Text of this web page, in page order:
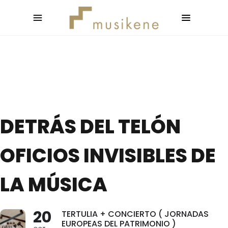
DETRÁS DEL TELÓN
OFICIOS INVISIBLES DE
LA MÚSICA
20
TERTULIA + CONCIERTO ( JORNADAS
EUROPEAS DEL PATRIMONIO )